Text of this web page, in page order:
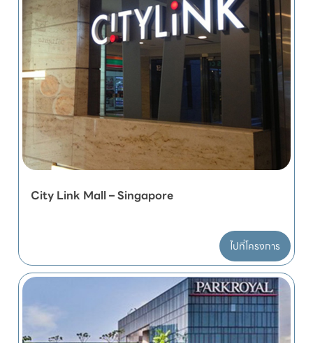
City Link Mall – Singapore
ไปที่โครงการ